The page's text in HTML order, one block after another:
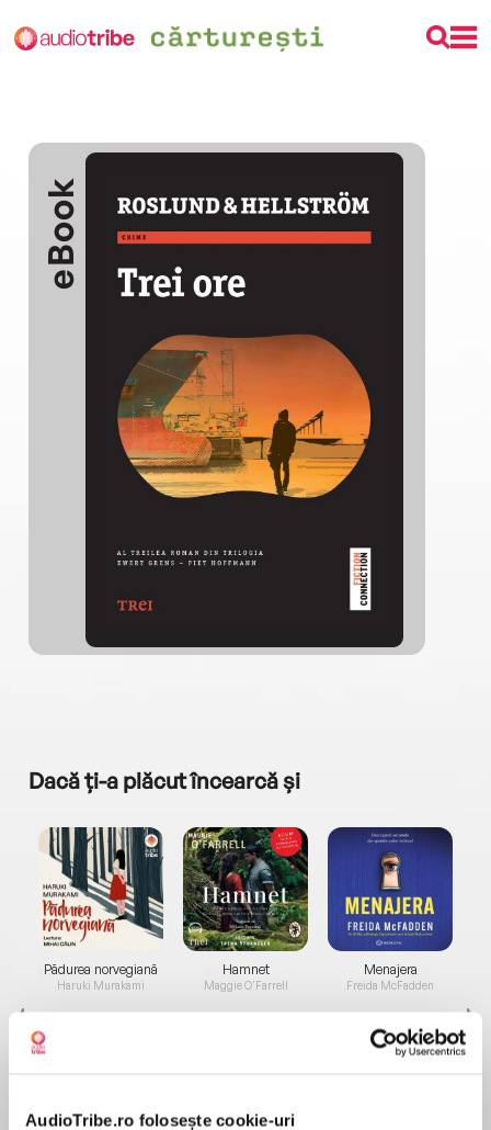
AudioTribe.ro folosește cookie-uri
eBook
Dacă ți-a plăcut încearcă și
Pădurea norvegiană
Haruki Murakami
Hamnet
Maggie O'Farrell
Menajera
Freida McFadden